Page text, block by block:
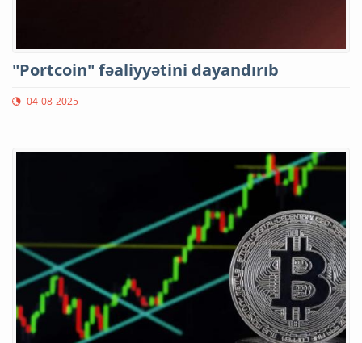
"Portcoin" fəaliyyətini dayandırıb
04-08-2025